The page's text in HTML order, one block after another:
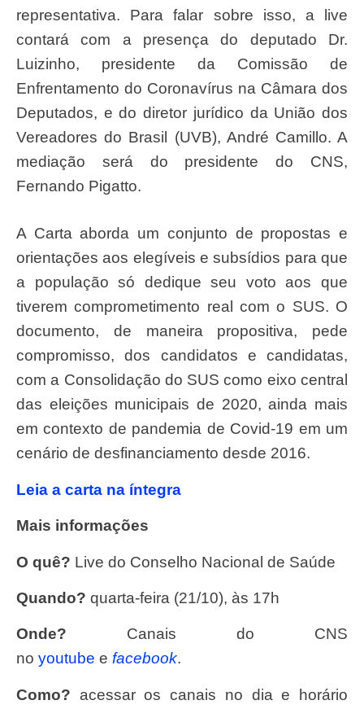
representativa. Para falar sobre isso, a live
contará com a presença do deputado Dr.
Luizinho, presidente da Comissão de
Enfrentamento do Coronavírus na Câmara dos
Deputados, e do diretor jurídico da União dos
Vereadores do Brasil (UVB), André Camillo. A
mediação será do presidente do CNS,
Fernando Pigatto.
A Carta aborda um conjunto de propostas e
orientações aos elegíveis e subsídios para que
a população só dedique seu voto aos que
tiverem comprometimento real com o SUS. O
documento, de maneira propositiva, pede
compromisso, dos candidatos e candidatas,
com a Consolidação do SUS como eixo central
das eleições municipais de 2020, ainda mais
em contexto de pandemia de Covid-19 em um
cenário de desfinanciamento desde 2016.
Leia a carta na íntegra
Mais informações
O quê? Live do Conselho Nacional de Saúde
Quando? quarta-feira (21/10), às 17h
Onde? Canais do CNS
no youtube e facebook.
Como? acessar os canais no dia e horário